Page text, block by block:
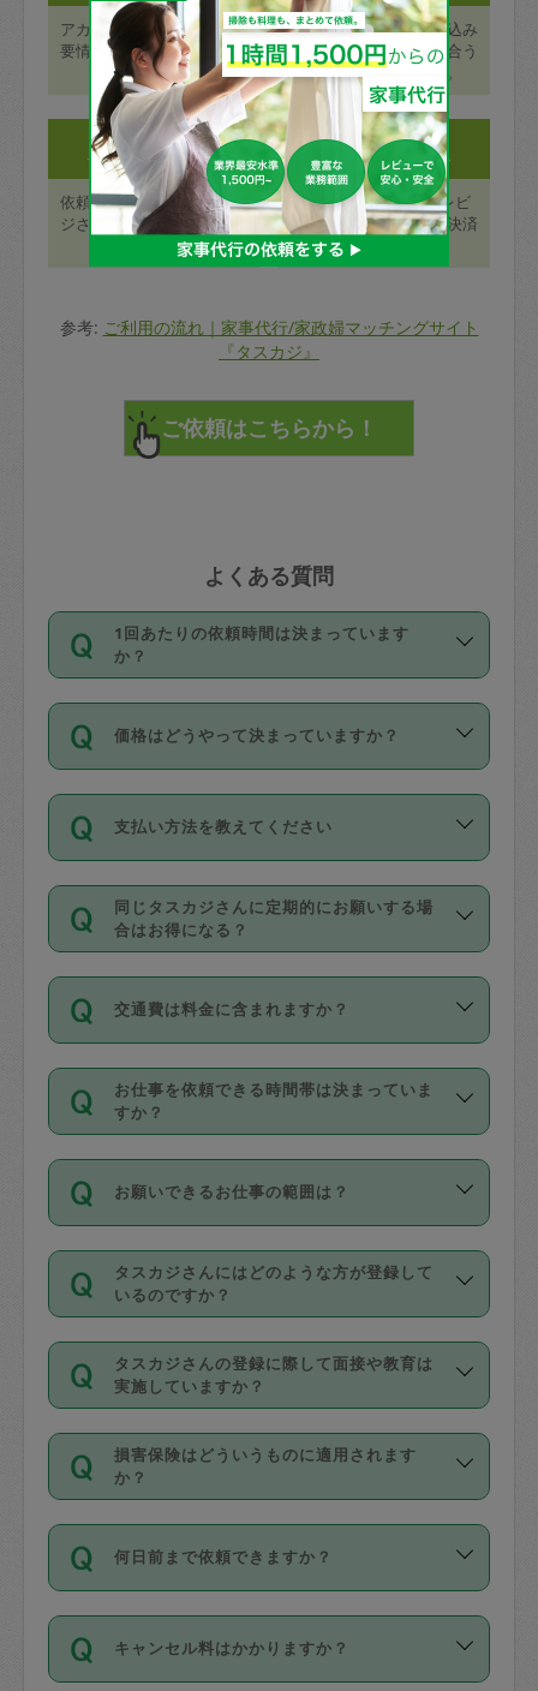
アカウント登録ページに必
要情報を入力し、メール認
証を行う。
最寄り駅や日付で絞り込み
検索を行い、ニーズに合う
タスカジさんを探す。
Step3:
サービスを受ける
依頼予約した日時にタスカ
ジさんを迎え入れ、サービ
スを受ける。
Step4:
支払いとレビュー
終了後48時間以内にレビ
ューを登録し、カード決済
が行われます。
参考: ご利用の流れ｜家事代行/家政婦マッチングサイト
『タスカジ』
よくある質問
1回あたりの依頼時間は決まっています
か？
依頼1回につき3時間固定です。3時間を
超えて依頼したい場合は、延長機能をご
利用ください。機能をご利用いただくに
の上事前申請することが必要です。な
お、3時間を下回っても、値引き等はござ
いません。
価格はどうやって決まっていますか？
11種類の価格帯の中からタスカジさん自
身が価格を選んで設定しています。
タスカジさんの価格設定には最初は制限
があり、レビュー件数、レビューの平均
値、などで除々に設定可能な最高額が上
がっていく仕組みになっています。
支払い方法を教えてください
お支払方法はクレジットカード（Visa／
Master／JCB／AMERICAN EXPRESS／
Diners Club）のみとなります。
を行う際にご入力ください。プロフィー
ル登録時にはご入力いただかなくても大
丈夫です。
デビットカード・プリペイドカード（Vプ
リカ、au WALLETなど）は支払にはご利
銀行振込や現金払いも対応していませ
なお、タスカジさんの交通費も、依頼料
金のご請求と合わせてお支払いとなりま
動計算で表示されます。
同じタスカジさんに定期的にお願いする場
合はお得になる？
依頼には「スポット」と「定期（毎週｜
隔週）」があり、「定期」の依頼は「ス
ポット」よりお得な料金でご利用できま
す。
定期の最低利用回数は設けていない代わ
りに、一定数を超えたキャンセルは有償
（例：毎週定期の場合は３回以上のキャ
ンセルが有償（1200円、隔週定期の場合
は２回以上のキャンセルが有償（1200
交通費は料金に含まれますか？
交通費は依頼料金とは別途発生し、依頼
料金のご請求と合わせてお支払いとなり
ます。交通費の金額は「依頼の詳細」に
お仕事を依頼できる時間帯は決まっていま
すか？
時間帯は3種類あります。いずれも１回あ
たり３時間です。
・ＡＭ ９時～１２時
・ＰＭ １３時～１６時
・夜 １８時～２１時
開始時間を２時間前後変更することが可
能です。依頼送信後、個別にタスカジさ
んにメッセージを送り調整してくださ
い。ただし、２時間を越えての調整はで
時間も被らない場合、損害保険の対象外
お願いできるお仕事の範囲は？
掃除、整理収納、洗濯、買い物、料理、
作り置きです。タスカジさんによってで
きる仕事の範囲が異なりますので、依頼
する前にタスカジさんのプロフィールで
確認してください。
基本的に、高所での作業や危険作業、屋
外での作業は対象外です。
タスカジさんにはどのような方が登録して
いるのですか？
主婦として長年の家事経験をお持ちの
方、栄養士・調理師といった資格者で保
育園や学校の給食やレストランで料理関
係の専門職に従事されていた方、日本で
すでにハウスキーパーや英語の先生とし
てお仕事をしているフィリピン出身の
社員など様々なバックグラウンドの方が
登録しています。
日本語も話せる方など様々です。
タスカジさんの登録に際して面接や教育は
実施していますか？
応募の際に、各自事務局との面接と説明
を行っています。その後、身分証明書の
写真提出をしていただいています。外国
確認しています。タスカジさんトレーニ
ング動画を使ったセルフトレーニングの
現場トライアルを受け、合格したタスカ
損害保険はどういうものに適用されます
か？
依頼者とタスカジさんとの間でタスカジ
を通して成立した作業時間内での作業に
適用されます。作業範囲は、掃除、洗
です。作業中に物を壊したり、人にけが
何日前まで依頼できますか？
ご依頼は、現在を起点に3日後（72時間
以降）の日時から受付可能となっていま
す。
キャンセル料はかかりますか？